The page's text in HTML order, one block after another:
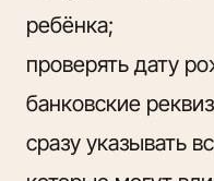
ребёнка;
проверять дату
банковские
сразу указывать